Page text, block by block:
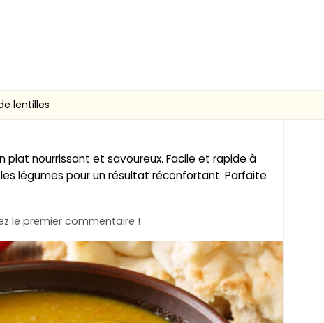
lentilles
plat nourrissant et savoureux. Facile et rapide à
légumes pour un résultat réconfortant. Parfaite
le premier commentaire !